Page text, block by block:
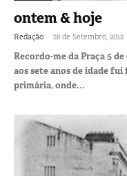
ontem & hoje
Redação - 28 de Setembro, 2012
Recordo-me da Praça 5
aos sete anos de idade fui
primária, onde...